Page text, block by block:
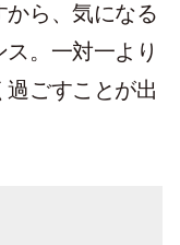
ら、気になる
。一対一より
ごすことが出